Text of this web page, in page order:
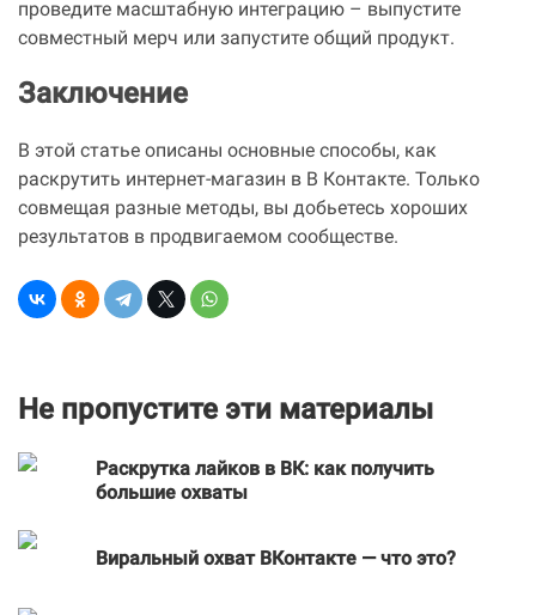
проведите масштабную интеграцию – выпустите
совместный мерч или запустите общий продукт.
Заключение
В этой статье описаны основные способы, как
раскрутить интернет-магазин в В Контакте. Только
совмещая разные методы, вы добьетесь хороших
результатов в продвигаемом сообществе.
Не пропустите эти материалы
Раскрутка лайков в ВК: как получить
большие охваты
Виральный охват ВКонтакте — что это?